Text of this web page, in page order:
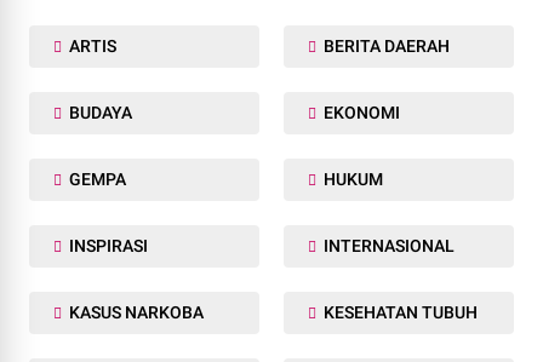
ARTIS BERITA DAERAH
BUDAYA EKONOMI
GEMPA HUKUM
INSPIRASI INTERNASIONAL
KASUS NARKOBA KESEHATAN TUBUH